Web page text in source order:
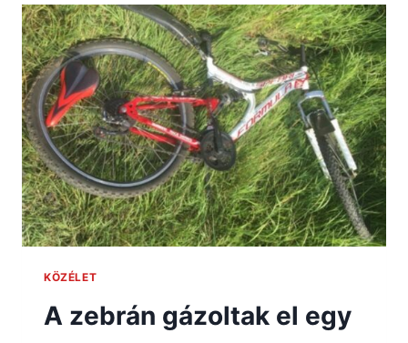
KÖZÉLET
A zebrán gázoltak el egy